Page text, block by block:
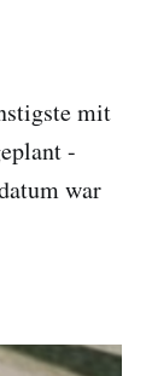
mit
-
war